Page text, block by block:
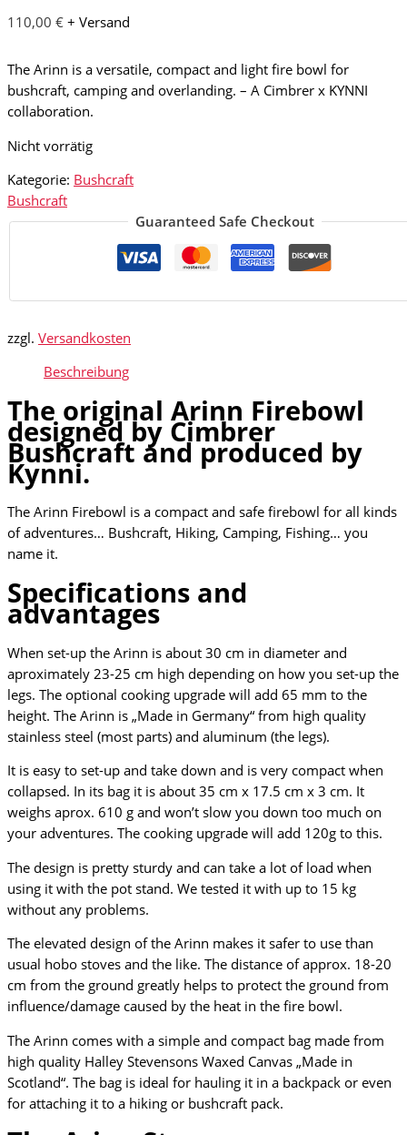
110,00 € + Versand
The Arinn is a versatile, compact and light fire bowl for
bushcraft, camping and overlanding. – A Cimbrer x KYNNI
collaboration.
Nicht vorrätig
Kategorie: Bushcraft
Bushcraft
Guaranteed Safe Checkout
zzgl. Versandkosten
Beschreibung
The original Arinn Firebowl
designed by Cimbrer
Bushcraftand produced by
Kynni.
The Arinn Firebowl is a compact and safe firebowl for all kinds
of adventures… Bushcraft, Hiking, Camping, Fishing… you
name it.
Specifications and
advantages
When set-up the Arinn is about 30 cm in diameter and
aproximately 23-25 cm high depending on how you set-up the
legs. The optional cooking upgrade will add 65 mm to the
height. The Arinn is „Made in Germany“ from high quality
stainless steel (most parts) and aluminum (the legs).
It is easy to set-up and take down and is very compact when
collapsed. In its bag it is about 35 cm x 17.5 cm x 3 cm. It
weighs aprox. 610 g and won’t slow you down too much on
your adventures. The cooking upgrade will add 120g to this.
The design is pretty sturdy and can take a lot of load when
using it with the pot stand. We tested it with up to 15 kg
without any problems.
The elevated design of the Arinn makes it safer to use than
usual hobo stoves and the like. The distance of approx. 18-20
cm from the ground greatly helps to protect the ground from
influence/damage caused by the heat in the fire bowl.
The Arinn comes with a simple and compact bag made from
high quality Halley Stevensons Waxed Canvas „Made in
Scotland“. The bag is ideal for hauling it in a backpack or even
for attaching it to a hiking or bushcraft pack.